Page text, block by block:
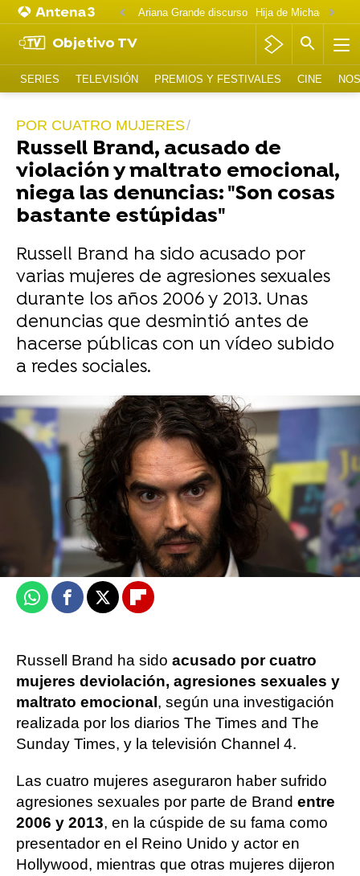
Ariana Grande discurso
Objetivo TV
SERIES TELEVISIÓN PREMIOS Y FESTIVALES CINE
POR CUATRO MUJERES
Russell Brand, acusado de
violación y maltrato emocional,
niega las denuncias: "Son cosas
bastante estúpidas"
Russell Brand ha sido acusado por
varias mujeres de agresiones sexuales
durante los años 2006 y 2013. Unas
denuncias que desmintió antes de
hacerse públicas con un vídeo subido
a redes sociales.
Miguel Toba
Publicado:16 de septiembre de 2023, 20:07
WhatsappFacebook
X Flipboard
Russell Brand ha sido acusado por cuatro
mujeres deviolación, agresiones sexuales y
maltrato emocional , según una investigación
realizada por los diarios The Times and The
Sunday Times, y la televisión Channel 4.
Las cuatro mujeres aseguraron haber sufrido
agresiones sexuales por parte de Brand entre
2006 y 2013, en la cúspide de su fama como
presentador en el Reino Unido y actor en
Hollywood, mientras que otras mujeres dijeron